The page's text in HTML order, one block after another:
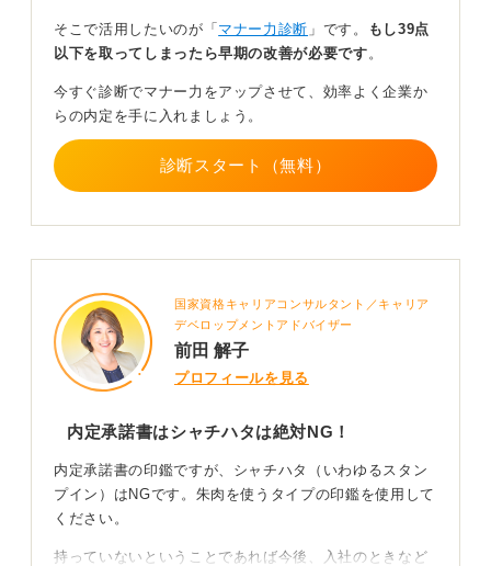
などで比較的簡単に購入できます。
ておくと良いでしょう。
することが大切ですよ。
そこで活用したいのが「 マナー力診断 」です。
もし39点
以下を取ってしまったら早期の改善が必要です 。
今すぐ診断でマナー力をアップさせて、効率よく企業か
らの内定を手に入れましょう。
診断スタート（無料）
国家資格キャリアコンサルタント／キャリア
デベロップメントアドバイザー
前田 解子
プロフィールを見る
内定承諾書はシャチハタは絶対NG！
内定承諾書の印鑑ですが、シャチハタ（いわゆるスタン
プイン）はNGです。朱肉を使うタイプの印鑑を使用して
ください。
持っていないということであれば今後、入社のときなど